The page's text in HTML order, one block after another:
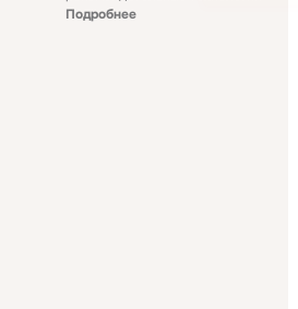
Подробнее